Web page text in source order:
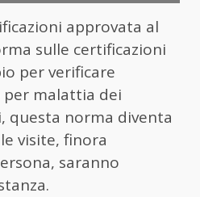
approvata al
sulle certificazioni
per verificare
per malattia dei
questa norma diventa
visite, finora
saranno